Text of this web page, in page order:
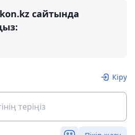
сайтында
Кіру